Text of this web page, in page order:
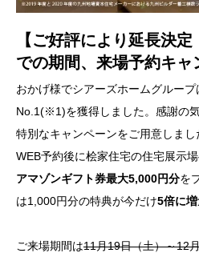
【ご好評により延長決
での期間、来場予約キャ
おかげ様でシアーズホームグルー
No.1(※1)を獲得しました。感謝の
特別なキャンペーンをご用意しまし
WEB予約後に桧家住宅の住宅展示
アマゾンギフト券最大5,000円分を
は1,000円分の特典が今だけ5倍に
ご来場期間は11月19日（土）～12